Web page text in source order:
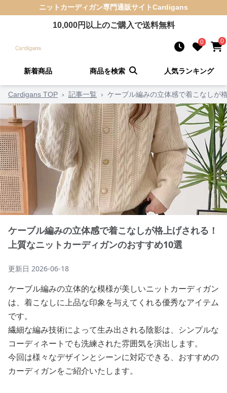
ニットカーディガン専門通販サイトCardigans
10,000円以上のご購入で送料無料
0 0
新着商品 商品を検索 人気ランキング
Cardigans TOP › 記事一覧 › ケーブル編みの立体感で着こなしが
ケーブル編みの立体感で着こなしが格上げされる！
上質なニットカーディガンのおすすめ10選
更新日 2026-06-18
ケーブル編みの立体的な模様が美しいニットカーディガン
は、着こなしに上品な印象を与えてくれる優秀なアイテム
です。
繊細な編み技術によって生み出される陰影は、シンプルな
コーディネートでも洗練された雰囲気を演出します。
今回は様々なデザインとシーンに対応できる、おすすめの
カーディガンをご紹介いたします。